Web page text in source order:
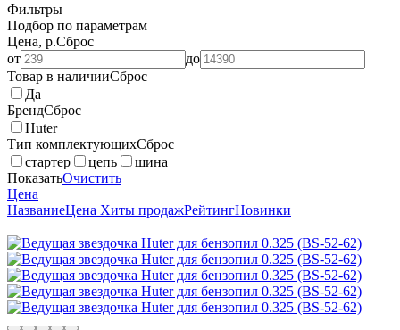
Фильтры
Подбор по параметрам
Цена, р.Сброс
от
до
Товар в наличииСброс
Да
БрендСброс
Huter
Тип комплектующихСброс
стартер
цепь
шина
ПоказатьОчистить
Цена
НазваниеЦена Хиты продажРейтингНовинки